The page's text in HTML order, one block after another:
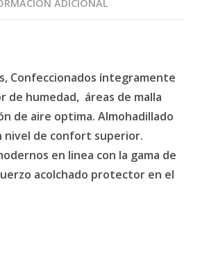
ADICIONAL
Confeccionados íntegramente
de humedad, áreas de malla
de aire optima. Almohadillado
nivel de confort superior.
en linea con la gama de
acolchado protector en el